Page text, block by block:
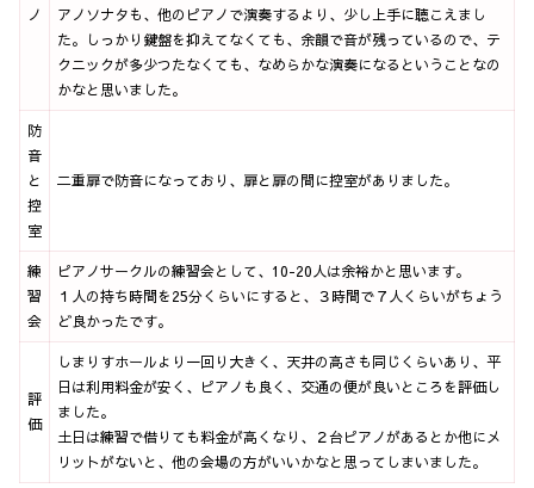
ノ
アノソナタも、他のピアノで演奏するより、少し上手に聴こえまし
た。しっかり鍵盤を抑えてなくても、余韻で音が残っているので、テ
クニックが多少つたなくても、なめらかな演奏になるということなの
かなと思いました。
防
音
と
控
室
二重扉で防音になっており、扉と扉の間に控室がありました。
練
習
会
ピアノサークルの練習会として、10-20人は余裕かと思います。
１人の持ち時間を25分くらいにすると、３時間で７人くらいがちょう
ど良かったです。
評
価
しまりすホールより一回り大きく、天井の高さも同じくらいあり、平
日は利用料金が安く、ピアノも良く、交通の便が良いところを評価し
ました。
土日は練習で借りても料金が高くなり、２台ピアノがあるとか他にメ
リットがないと、他の会場の方がいいかなと思ってしまいました。